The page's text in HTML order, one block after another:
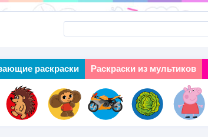
раскраски Раскраски из мультиков